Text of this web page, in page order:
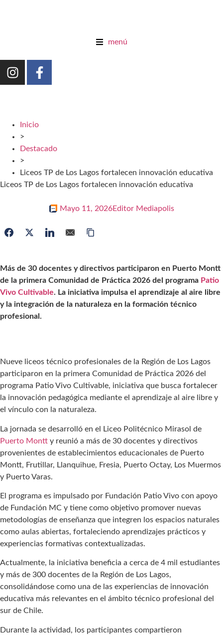
menú
Inicio
>
Destacado
>
Liceos TP de Los Lagos fortalecen innovación educativa
Liceos TP de Los Lagos fortalecen innovación educativa
Mayo 11, 2026Editor Mediapolis
Más de 30 docentes y directivos participaron en Puerto Montt
de la primera Comunidad de Práctica 2026 del programa Patio
Vivo Cultivable. La iniciativa impulsa el aprendizaje al aire libre
y la integración de la naturaleza en la formación técnico
profesional.
Nueve liceos técnico profesionales de la Región de Los Lagos
participaron en la primera Comunidad de Práctica 2026 del
programa Patio Vivo Cultivable, iniciativa que busca fortalecer
la innovación pedagógica mediante el aprendizaje al aire libre y
el vínculo con la naturaleza.
La jornada se desarrolló en el Liceo Politécnico Mirasol de
Puerto Montt y reunió a más de 30 docentes y directivos
provenientes de establecimientos educacionales de Puerto
Montt, Frutillar, Llanquihue, Fresia, Puerto Octay, Los Muermos
y Puerto Varas.
El programa es impulsado por Fundación Patio Vivo con apoyo
de Fundación MC y tiene como objetivo promover nuevas
metodologías de enseñanza que integren los espacios naturales
como aulas abiertas, fortaleciendo aprendizajes prácticos y
experiencias formativas contextualizadas.
Actualmente, la iniciativa beneficia a cerca de 4 mil estudiantes
y más de 300 docentes de la Región de Los Lagos,
consolidándose como una de las experiencias de innovación
educativa más relevantes en el ámbito técnico profesional del
sur de Chile.
Durante la actividad, los participantes compartieron